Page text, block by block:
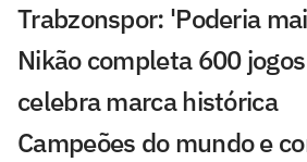
Trabzonspor: 'Poderia
Nikão completa 600
celebra marca histórica
Campeões do mundo e